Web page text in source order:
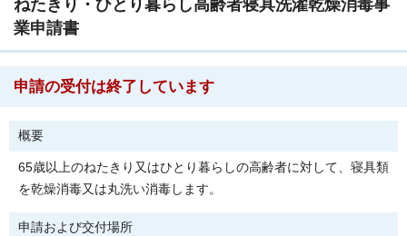
ねたきり・ひとり暮らし高齢者寝具洗濯乾燥消毒事
業申請書
申請の受付は終了しています
概要
65歳以上のねたきり又はひとり暮らしの高齢者に対して、寝具類
を乾燥消毒又は丸洗い消毒します。
申請および交付場所